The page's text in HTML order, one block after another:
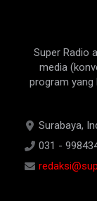
Super Radio
media
program yang
Surabaya,
031 -